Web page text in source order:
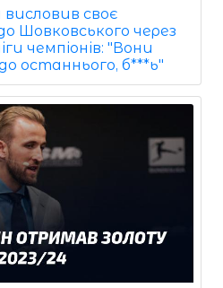
своє
Шовковського через
чемпіонів: "Вони
останнього, б***ь"